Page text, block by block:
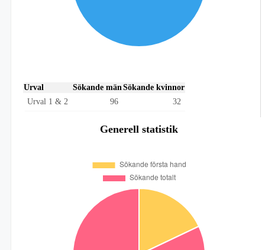
Urval Sökande män Sökande kvinnor
Urval 1 & 2
96 32
Generell statistik